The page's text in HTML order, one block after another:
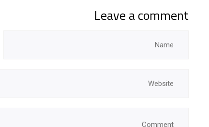
Leave a comment